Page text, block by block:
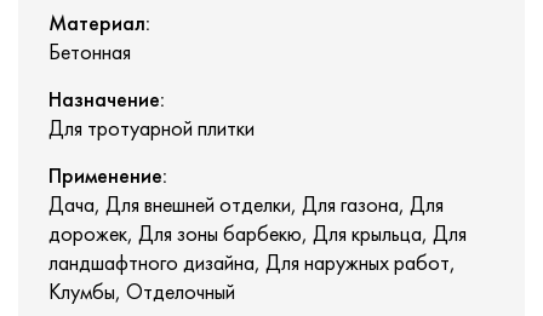
Материал:
Бетонная
Назначение:
Для тротуарной плитки
Применение:
Дача, Для внешней отделки, Для газона, Для
дорожек, Для зоны барбекю, Для крыльца, Для
ландшафтного дизайна, Для наружных работ,
Клумбы, Отделочный